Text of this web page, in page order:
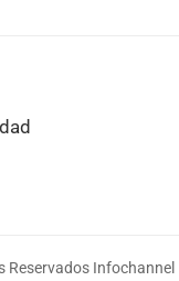
Reservados Infochannel